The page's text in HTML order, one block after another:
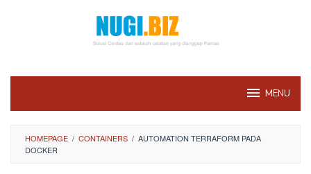
MENU
HOMEPAGE / CONTAINERS / AUTOMATION TERRAFORM PADA
DOCKER